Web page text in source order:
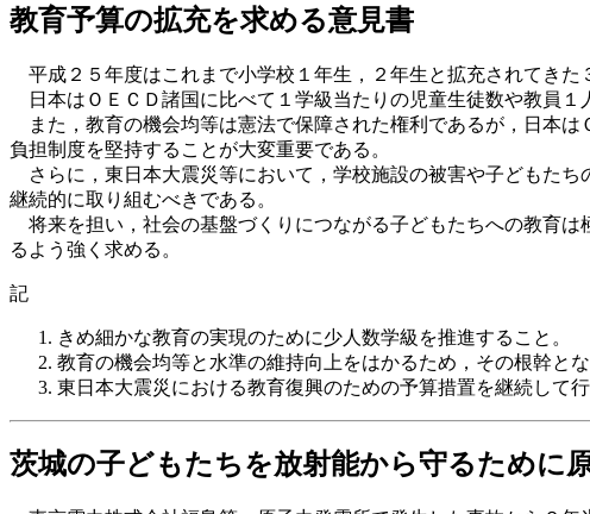
教育予算の拡充を求める意見書
平成２５年度はこれまで小学校１年生，２年生と拡充されてきた
日本はＯＥＣＤ諸国に比べて１学級当たりの児童生徒数や教員１
また，教育の機会均等は憲法で保障された権利であるが，日本
負担制度を堅持することが大変重要である。
さらに，東日本大震災等において，学校施設の被害や子どもた
継続的に取り組むべきである。
将来を担い，社会の基盤づくりにつながる子どもたちへの教育
るよう強く求める。
記
きめ細かな教育の実現のために少人数学級を推進すること。
教育の機会均等と水準の維持向上をはかるため，その根幹と
東日本大震災における教育復興のための予算措置を継続して行
茨城の子どもたちを放射能から守るために